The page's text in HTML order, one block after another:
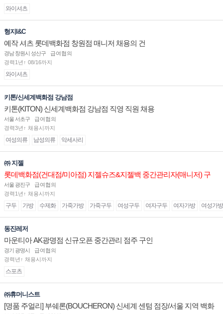
와이셔츠
형지I&C
예작 셔츠 롯데백화점 창원점 매니저 채용의 건
경남 창원시 성산구
급여협의
경력1년↑ 08/16까지
와이셔츠
키톤/신세계백화점 강남점
키톤(KITON) 신세계백화점 강남점 직영 직원 채용
서울 서초구
급여협의
경력3년↑ 채용시까지
여성의류 남성의류 악세사리
㈜ 지젤
롯데백화점(건대점/미아점) 지젤슈즈&지젤백 중간관리자(매니저) 구
인합니다
서울 광진구
급여협의
경력1년↑ 채용시까지
구두 가방 수제화 가죽가방 가죽구두 여성구두 여자구두 여자가방 여성가방
동진레저
마운티아 AK광명점 신규오픈 중간관리 점주 구인
경기 광명시
급여협의
경력년↑ 채용시까지
스포츠
㈜휴머니스트
[명품 주얼리] 부쉐론(BOUCHERON) 신세계 센텀 점장/서울 지역 백화